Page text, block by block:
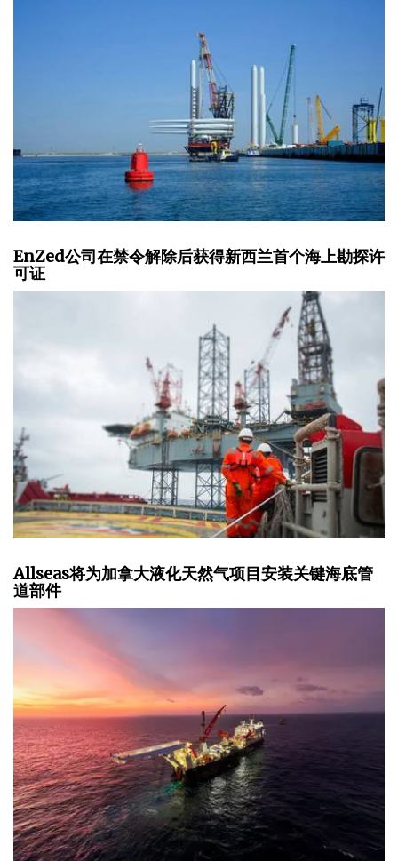
EnZed公司在禁令解除后获得新西兰首个海上勘探许
可证
Allseas将为加拿大液化天然气项目安装关键海底管
道部件